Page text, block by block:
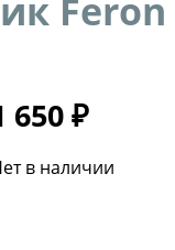
650 ₽
в наличии